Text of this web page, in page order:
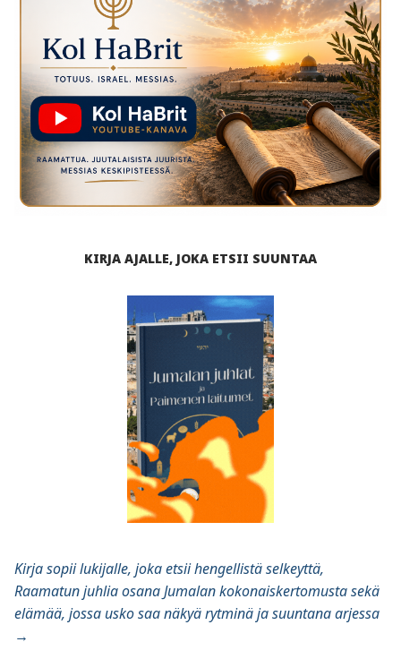
KIRJA AJALLE, JOKA ETSII SUUNTAA
Kirja sopii lukijalle, joka etsii hengellistä selkeyttä,
Raamatun juhlia osana Jumalan kokonaiskertomusta sekä
elämää, jossa usko saa näkyä rytminä ja suuntana arjessa
→